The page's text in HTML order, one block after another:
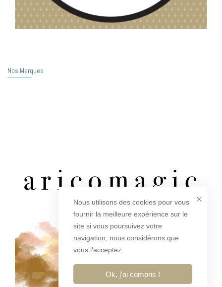
Nos Marques
Nous utilisons des cookies pour vous
fournir la meilleure expérience sur le
site si vous poursuivez votre
navigation, nous considérons que
vous l'acceptez.
Ok, j'ai compris !